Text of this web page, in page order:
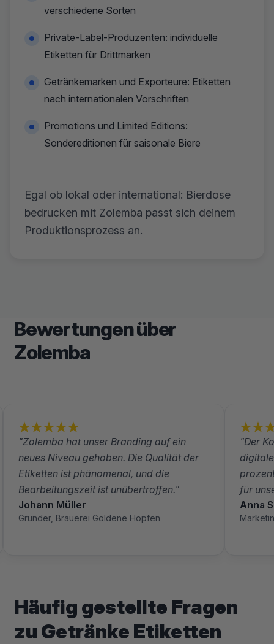
verschiedene Sorten
Private-Label-Produzenten: individuelle
Etiketten für Drittmarken
Getränkemarken und Exporteure: Etiketten
nach internationalen Vorschriften
Promotions und Limited Editions:
Sondereditionen für saisonale Biere
Egal ob lokal oder international: Bierdose
bedrucken mit Zolemba passt sich deinem
Produktionsprozess an.
Bewertungen über
Zolemba
"Zolemba hat unser Branding auf ein
neues Niveau gehoben. Die Qualität der
Etiketten ist phänomenal, und die
Bearbeitungszeit ist unübertroffen."
Johann Müller
Gründer, Brauerei Goldene Hopfen
"Der
für
Anna
Häufig gestellte Fragen
zu Getränke Etiketten